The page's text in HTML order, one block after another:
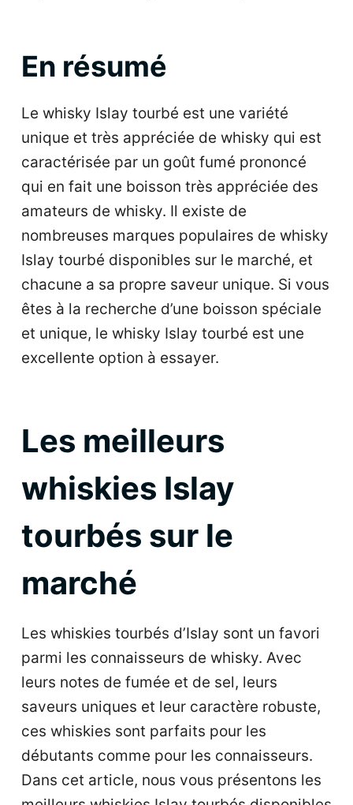
En résumé
Le whisky Islay tourbé est une variété
unique et très appréciée de whisky qui est
caractérisée par un goût fumé prononcé
qui en fait une boisson très appréciée des
amateurs de whisky. Il existe de
nombreuses marques populaires de whisky
Islay tourbé disponibles sur le marché, et
chacune a sa propre saveur unique. Si vous
êtes à la recherche d’une boisson spéciale
et unique, le whisky Islay tourbé est une
excellente option à essayer.
Les meilleurs
whiskies Islay
tourbés sur le
marché
Les whiskies tourbés d’Islay sont un favori
parmi les connaisseurs de whisky. Avec
leurs notes de fumée et de sel, leurs
saveurs uniques et leur caractère robuste,
ces whiskies sont parfaits pour les
débutants comme pour les connaisseurs.
Dans cet article, nous vous présentons les